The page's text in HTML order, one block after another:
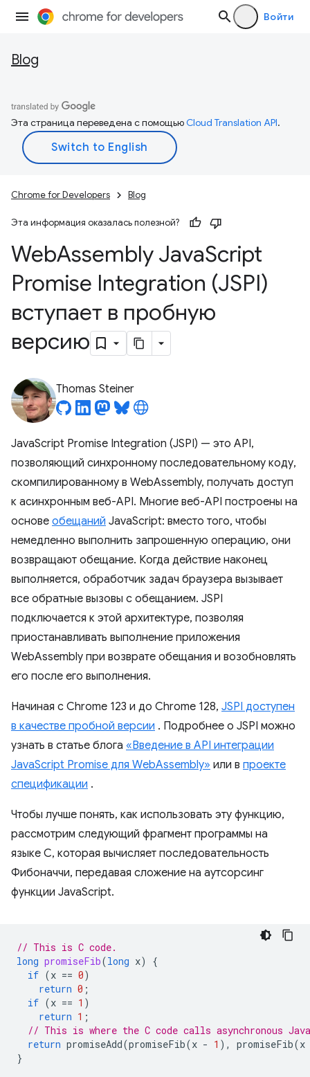
Войти
Blog
Эта страница переведена с помощьюCloud Translation API.
Chrome for Developers Blog
Эта информация оказалась полезной?
WebAssembly JavaScript
Promise Integration (JSPI)
вступает в пробную
версию
Thomas Steiner
JavaScript Promise Integration (JSPI) — это API,
позволяющий синхронному последовательному коду,
скомпилированному в WebAssembly, получать доступ
к асинхронным веб-API. Многие веб-API построены на
основе обещаний JavaScript: вместо того, чтобы
немедленно выполнить запрошенную операцию, они
возвращают обещание. Когда действие наконец
выполняется, обработчик задач браузера вызывает
все обратные вызовы с обещанием. JSPI
подключается к этой архитектуре, позволяя
приостанавливать выполнение приложения
WebAssembly при возврате обещания и возобновлять
его после его выполнения.
Начиная с Chrome 123 и до Chrome 128, JSPI доступен
в качестве пробной версии . Подробнее о JSPI можно
узнать в статье блога «Введение в API интеграции
JavaScript Promise для WebAssembly» или в проекте
спецификации .
Чтобы лучше понять, как использовать эту функцию,
рассмотрим следующий фрагмент программы на
языке C, которая вычисляет последовательность
Фибоначчи, передавая сложение на аутсорсинг
функции JavaScript.
// This is C code.
long promiseFib(long x)
{
if (x == 0)
return 0 ;
if (x == 1 )
return 1 ;
// This is where the C code calls asynchronous
return promiseAdd(promiseFib(x - 1 ), promiseFib(x
}